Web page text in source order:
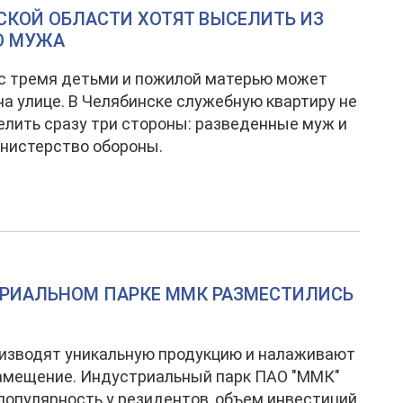
ОБЛАСТИ ХОТЯТ ВЫСЕЛИТЬ ИЗ
МУЖА
тремя детьми и пожилой матерью может
улице. В Челябинске служебную квартиру не
сразу три стороны: разведенные муж и
обороны.
ПАРКЕ ММК РАЗМЕСТИЛИСЬ
уникальную продукцию и налаживают
Индустриальный парк ПАО "ММК"
у резидентов, объем инвестиций